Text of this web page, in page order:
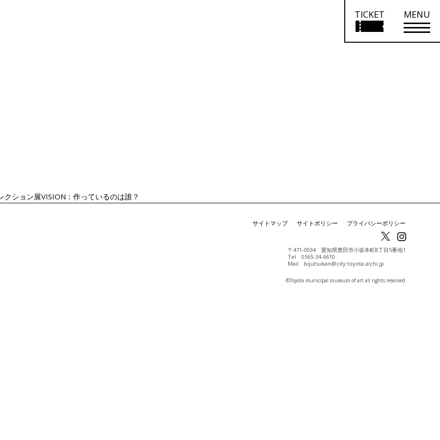
TICKET MENU
クション展VISION：作っているのは誰？
サイトマップ サイトポリシー プライバシーポリシー
〒471-0034 愛知県豊田市小坂本町8丁目5番地1
Tel 0565-34-6610
Mail bijutsukan@city.toyota.aichi.jp
©️Toyota municipal museum of art all rights reserved.